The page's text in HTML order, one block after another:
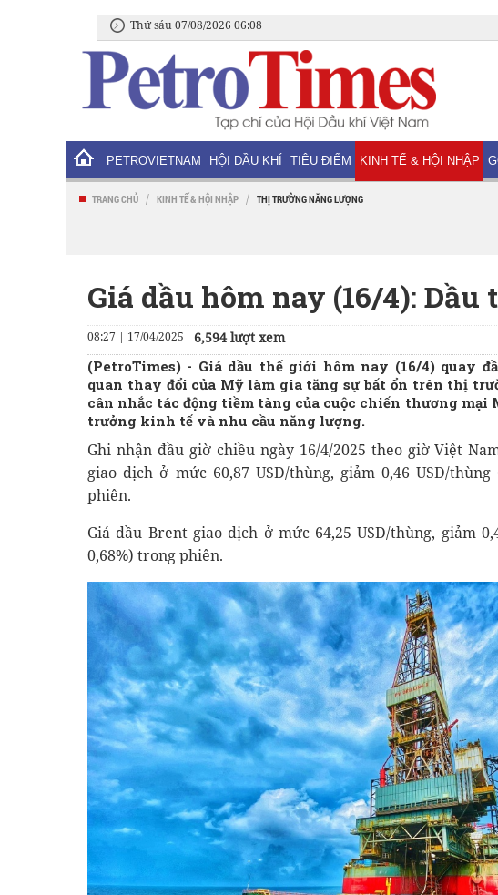
Thứ sáu 07/08/2026 06:08
PETROVIETNAM HỘI DẦU KHÍ TIÊU ĐIỂM KINH TẾ & HỘI NHẬP
TRANG CHỦ / KINH TẾ & HỘI NHẬP / THỊ TRƯỜNG NĂNG LƯỢNG
Giá dầu hôm nay (16/4):
08:27 | 17/04/2025 6,594 lượt xem
(PetroTimes) - Giá dầu thế giới hôm nay (16/4) quay
quan thay đổi của Mỹ làm gia tăng sự bất ổn trên thị
cân nhắc tác động tiềm tàng của cuộc chiến thương mại
trưởng kinh tế và nhu cầu năng lượng.
Ghi nhận đầu giờ chiều ngày 16/4/2025 theo giờ Việt
giao dịch ở mức 60,87 USD/thùng, giảm 0,46 USD/
phiên.
Giá dầu Brent giao dịch ở mức 64,25 USD/thùng, giảm
0,68%) trong phiên.